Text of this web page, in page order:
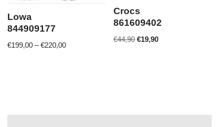
Lowa
844909177
€199,00 –€220,00
Crocs
861609402
€44,90 €19,90